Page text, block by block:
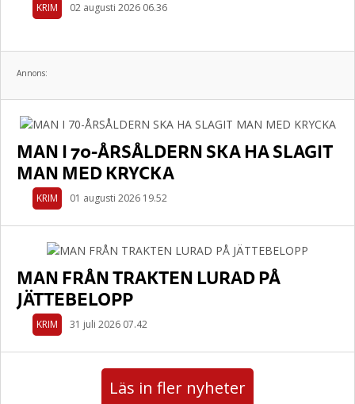
KRIM 02 augusti 2026 06.36
Annons:
MAN I 70-ÅRSÅLDERN SKA HA SLAGIT
MAN MED KRYCKA
KRIM 01 augusti 2026 19.52
MAN FRÅN TRAKTEN LURAD PÅ
JÄTTEBELOPP
KRIM 31 juli 2026 07.42
Läs in fler nyheter